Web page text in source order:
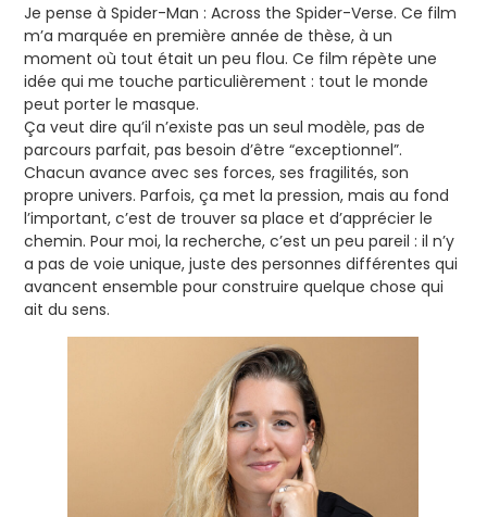
Je pense à Spider-Man : Across the Spider-Verse. Ce film
m’a marquée en première année de thèse, à un
moment où tout était un peu flou. Ce film répète une
idée qui me touche particulièrement : tout le monde
peut porter le masque.
Ça veut dire qu’il n’existe pas un seul modèle, pas de
parcours parfait, pas besoin d’être “exceptionnel”.
Chacun avance avec ses forces, ses fragilités, son
propre univers. Parfois, ça met la pression, mais au fond
l’important, c’est de trouver sa place et d’apprécier le
chemin. Pour moi, la recherche, c’est un peu pareil : il n’y
a pas de voie unique, juste des personnes différentes qui
avancent ensemble pour construire quelque chose qui
ait du sens.